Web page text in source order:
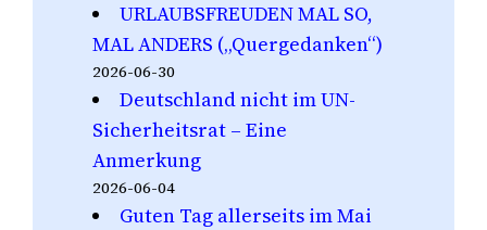
URLAUBSFREUDEN MAL SO,
MAL ANDERS („Quergedanken“)
2026-06-30
Deutschland nicht im UN-
Sicherheitsrat – Eine
Anmerkung
2026-06-04
Guten Tag allerseits im Mai